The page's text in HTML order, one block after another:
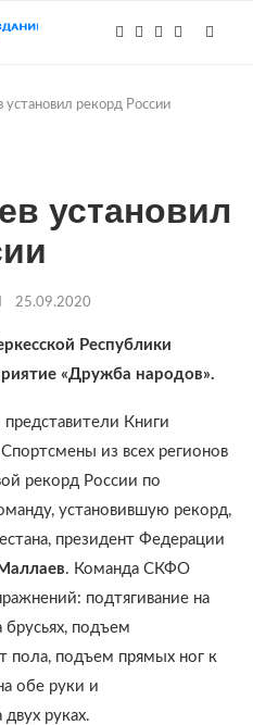
рекорд России
установил
25.09.2020
Республики
«Дружба народов».
Книги
из всех регионов
рекорд России по
установившую рекорд,
президент Федерации
. Команда СКФО
подтягивание на
подъем
пола, подъем прямых ног к
обе руки и
руках.